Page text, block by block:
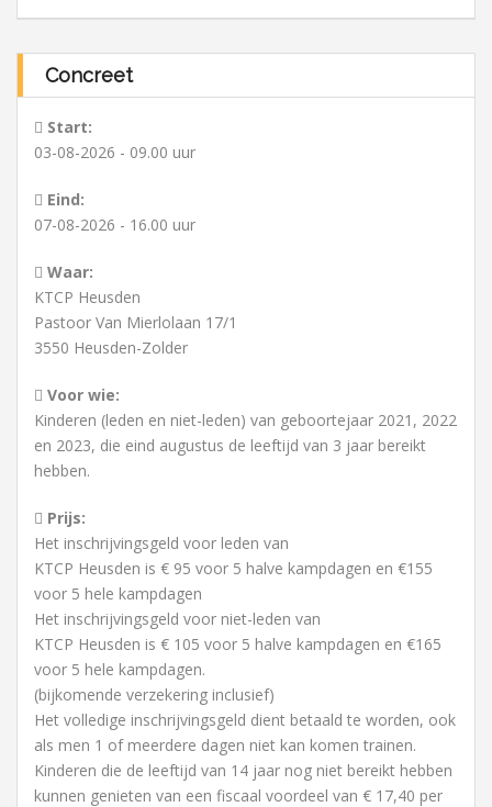
Concreet
Start:
03-08-2026 - 09.00 uur
Eind:
07-08-2026 - 16.00 uur
Waar:
KTCP Heusden
Pastoor Van Mierlolaan 17/1
3550 Heusden-Zolder
Voor wie:
Kinderen (leden en niet-leden) van geboortejaar 2021, 2022
en 2023, die eind augustus de leeftijd van 3 jaar bereikt
hebben.
Prijs:
Het inschrijvingsgeld voor leden van
KTCP Heusden is € 95 voor 5 halve kampdagen en €155
voor 5 hele kampdagen
Het inschrijvingsgeld voor niet-leden van
KTCP Heusden is € 105 voor 5 halve kampdagen en €165
voor 5 hele kampdagen.
(bijkomende verzekering inclusief)
Het volledige inschrijvingsgeld dient betaald te worden, ook
als men 1 of meerdere dagen niet kan komen trainen.
Kinderen die de leeftijd van 14 jaar nog niet bereikt hebben
kunnen genieten van een fiscaal voordeel van € 17,40 per